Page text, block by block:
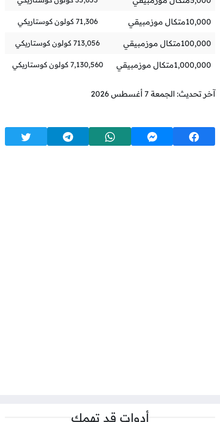
10,000متكال موزمبيقي 71,306 كولون كوستاريكي
100,000متكال موزمبيقي 713,056 كولون كوستاريكي
1,000,000متكال موزمبيقي 7,130,560 كولون كوستاريكي
آخر تحديث: الجمعة 7 أغسطس 2026
أدوات قد تهمك